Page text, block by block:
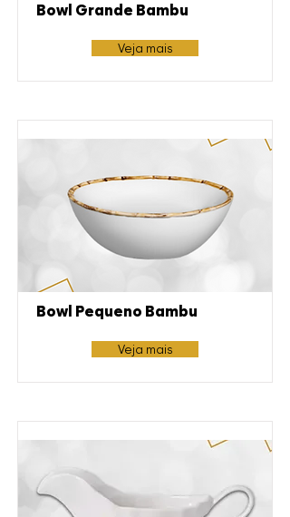
Bowl Grande Bambu
Veja mais
Bowl Pequeno Bambu
Veja mais